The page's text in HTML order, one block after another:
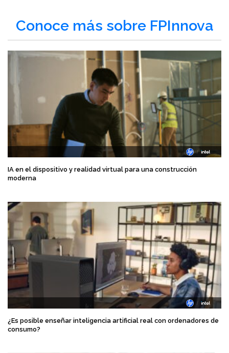
Conoce más sobre FPInnova
IA en el dispositivo y realidad virtual para una construcción
moderna
¿Es posible enseñar inteligencia artificial real con ordenadores de
consumo?